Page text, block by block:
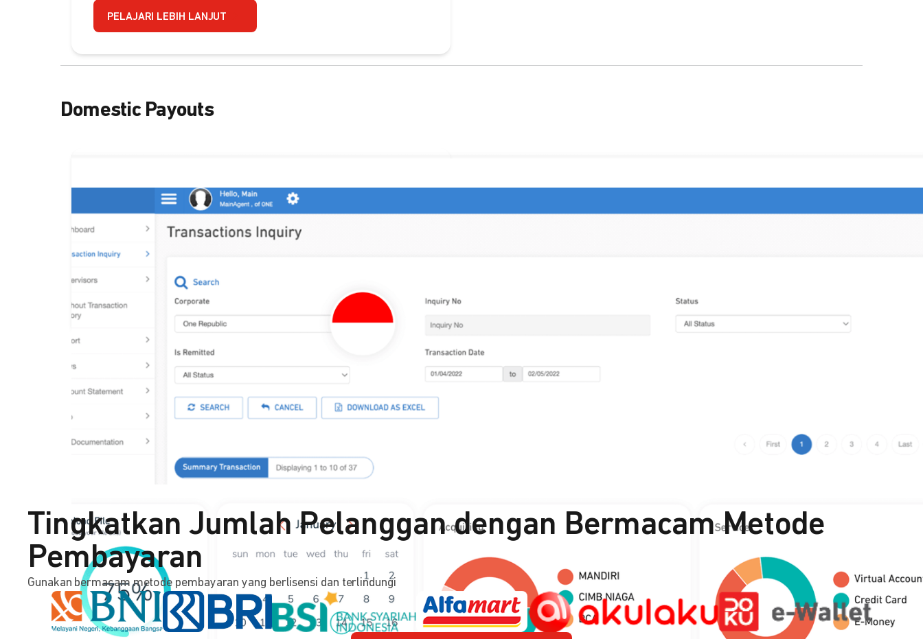
PELAJARI LEBIH LANJUT
Domestic Payouts
otomatis danreal-timekapan saja
ke banyak rekening sekaligus
Kirim dana ke beragam rekening tujuan, mulai dari bank-bank di
PELAJARI LEBIH LANJUT
Tingkatkan Jumlah Pelanggan dengan Bermacam Metode
Pembayaran
Gunakan bermacam metode pembayaran yang berlisensi dan terlindungi